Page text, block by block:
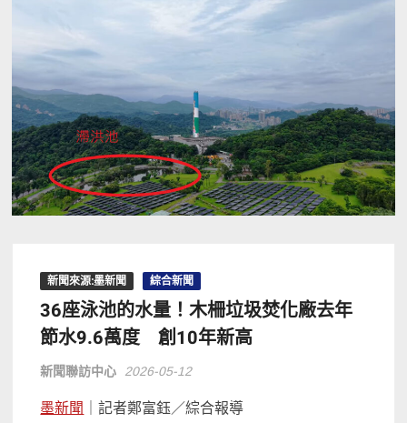
新聞來源:墨新聞 綜合新聞
36座泳池的水量！木柵垃圾焚化廠去年
節水9.6萬度 創10年新高
新聞聯訪中心 2026-05-12
墨新聞 ｜記者鄭富鈺／綜合報導